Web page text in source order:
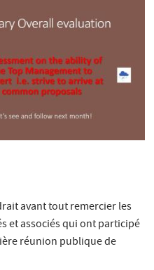
avant tout remercier les
et associés qui ont participé
réunion publique de